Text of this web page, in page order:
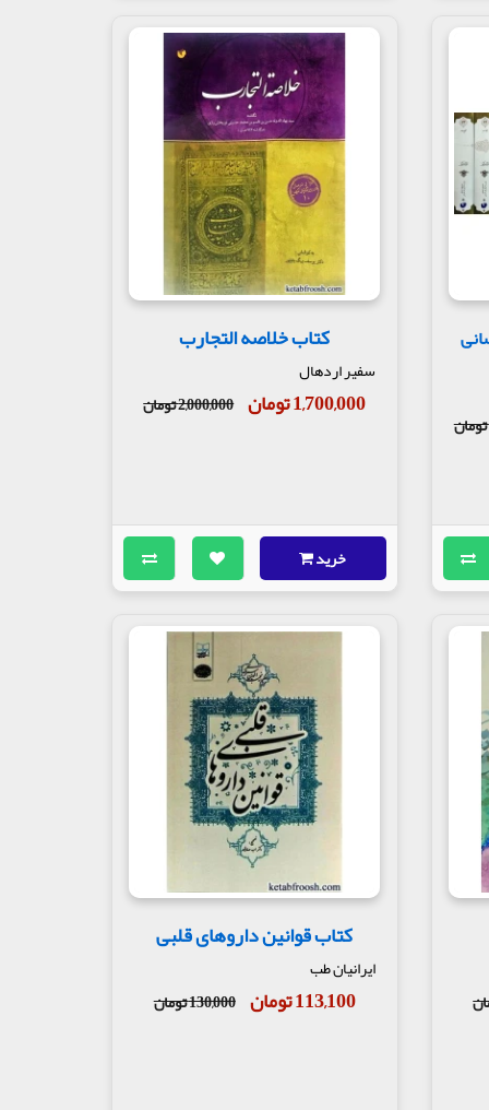
کتاب خلاصه التجارب
سفیر اردهال
1,700,000 تومان 2,000,000 تومان
خرید
کتاب قوانین داروهای قلبی
ایرانیان طب
113,100 تومان 130,000 تومان